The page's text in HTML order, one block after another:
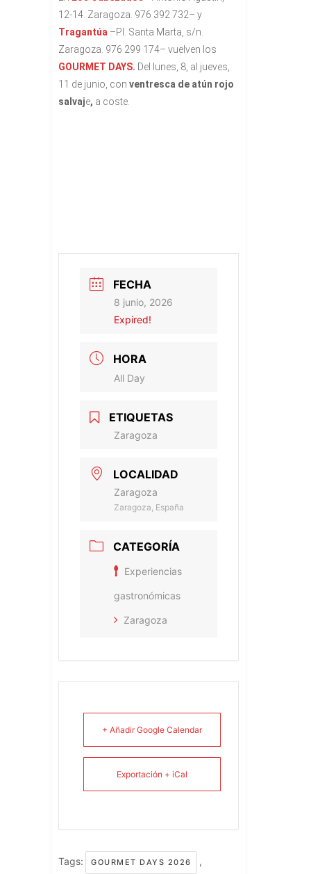
12-14. Zaragoza. 976 392 732– y
Tragantúa –Pl. Santa Marta, s/n.
Zaragoza. 976 299 174– vuelven los
GOURMET DAYS. Del lunes, 8, al jueves,
11 de junio, con ventresca de atún rojo
salvaje, a coste.
FECHA
8 junio, 2026
Expired!
HORA
All Day
ETIQUETAS
Zaragoza
LOCALIDAD
Zaragoza
Zaragoza, España
CATEGORÍA
Experiencias
gastronómicas
Zaragoza
+ Añadir Google Calendar
Exportación + iCal
Tags: GOURMET DAYS 2026 ,